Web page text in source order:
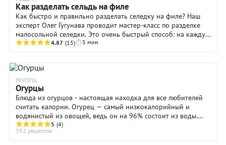
добавляют
в таратор
даже
тертую
свежую
тоже
вариант,
но не
традиционный.
насыщенным,
а где-то
совсем
легким.
Но
неизменно
круглый
год.
Главное,
чтобы
мякоть
сочной,
тогда
холодный
огуречный
суп
получится
очень и
очень
вкусным.
только
недостаток:
чесночный
запах,
поэтому
накормить
им всех
коллег в
в
Как разделать сельдь на филе
Как быстро и правильно разделать селедку на филе? Наш
эксперт Олег Гугунава проводит мастер-класс по разделке
малосольной селедки. Это очень быстрый способ: на каждую
...
4.87 (15) 5 мин
ГРУППА
Огурцы
Блюда из огурцов - настоящая находка для все любителей
считать калории. Огурец — самый низкокалорийный и
водянистый из овощей, ведь он на 96% состоит из воды.
Культурные огурцы появились в жарких ...
5 (4)
352 рецептов